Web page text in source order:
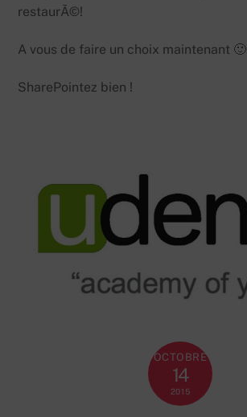
restaurÃ©!
A vous de faire un choix maintenant 🙂
SharePointez bien !
OCTOBRE
14
2015